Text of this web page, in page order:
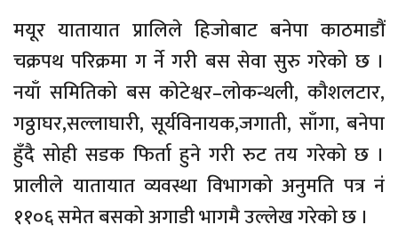
मयूर यातायात प्रालिले हिजाेबाट बनेपा काठमाडौं
चक्रपथ परिक्रमा ग र्ने गरी बस सेवा सुरु गरेको छ ।
नयाँ समितिको बस कोटेश्वर–लोकन्थली, कौशलटार,
गठ्ठाघर,सल्लाघारी, सूर्यविनायक,जगाती, साँगा, बनेपा
हुँदै सोही सडक फिर्ता हुने गरी रुट तय गरेको छ ।
प्रालीले यातायात व्यवस्था विभागको अनुमति पत्र नं
११०६ समेत बसको अगाडी भागमै उल्लेख गरेको छ ।